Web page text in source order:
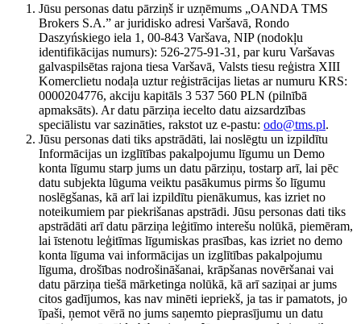
Jūsu personas datu pārziņš ir uzņēmums „OANDA TMS
Brokers S.A.” ar juridisko adresi Varšavā, Rondo
Daszyńskiego iela 1, 00-843 Varšava, NIP (nodokļu
identifikācijas numurs): 526-275-91-31, par kuru Varšavas
galvaspilsētas rajona tiesa Varšavā, Valsts tiesu reģistra XIII
Komerclietu nodaļa uztur reģistrācijas lietas ar numuru KRS:
0000204776, akciju kapitāls 3 537 560 PLN (pilnībā
apmaksāts). Ar datu pārziņa iecelto datu aizsardzības
speciālistu var sazināties, rakstot uz e-pastu: odo@tms.pl.
Jūsu personas dati tiks apstrādāti, lai noslēgtu un izpildītu
Informācijas un izglītības pakalpojumu līgumu un Demo
konta līgumu starp jums un datu pārziņu, tostarp arī, lai pēc
datu subjekta lūguma veiktu pasākumus pirms šo līgumu
noslēgšanas, kā arī lai izpildītu pienākumus, kas izriet no
noteikumiem par piekrišanas apstrādi. Jūsu personas dati tiks
apstrādāti arī datu pārziņa leģitīmo interešu nolūkā, piemēram,
lai īstenotu leģitīmas līgumiskas prasības, kas izriet no demo
konta līguma vai informācijas un izglītības pakalpojumu
līguma, drošības nodrošināšanai, krāpšanas novēršanai vai
datu pārziņa tiešā mārketinga nolūkā, kā arī saziņai ar jums
citos gadījumos, kas nav minēti iepriekš, ja tas ir pamatots, jo
īpaši, ņemot vērā no jums saņemto pieprasījumu un datu